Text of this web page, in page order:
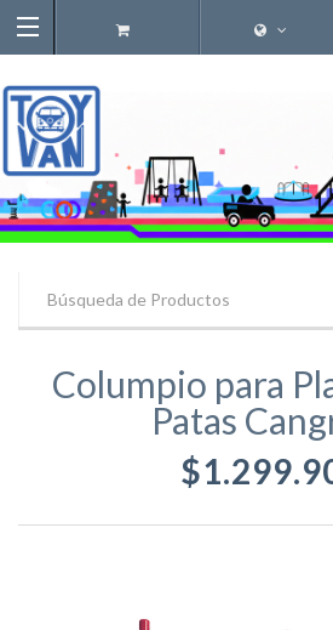
Columpio para
Patas